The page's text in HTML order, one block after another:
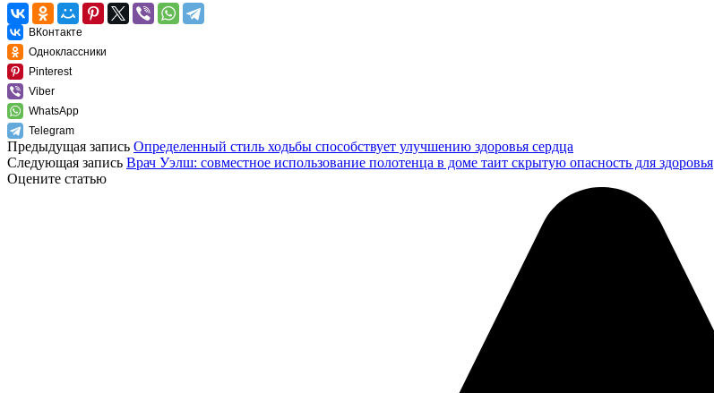
ВКонтакте
Одноклассники
Pinterest
Viber
WhatsApp
Telegram
Предыдущая запись Определенный стиль ходьбы способствует улучшению здоровья сердца
Следующая запись Врач Уэлш: совместное использование полотенца в доме таит скрытую опасность для здоровья
Оцените статью